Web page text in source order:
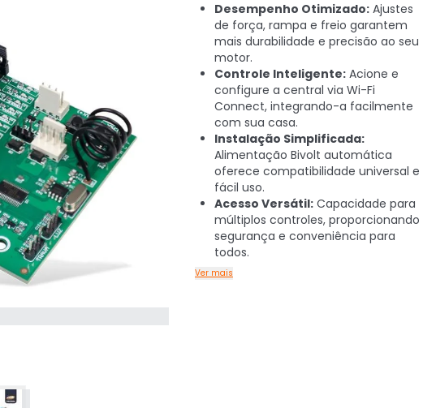
Desempenho Otimizado: Ajustes
de força, rampa e freio garantem
mais durabilidade e precisão ao seu
motor.
Controle Inteligente: Acione e
configure a central via Wi-Fi
Connect, integrando-a facilmente
com sua casa.
Instalação Simplificada:
Alimentação Bivolt automática
oferece compatibilidade universal e
fácil uso.
Acesso Versátil: Capacidade para
múltiplos controles, proporcionando
segurança e conveniência para
todos.
Ver mais